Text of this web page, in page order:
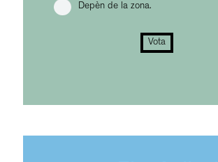
Depèn de la zona.
Vota